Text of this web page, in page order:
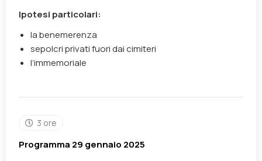
Ipotesi particolari:
la benemerenza
sepolcri privati fuori dai cimiteri
l’immemoriale
3 ore
Programma 29 gennaio 2025